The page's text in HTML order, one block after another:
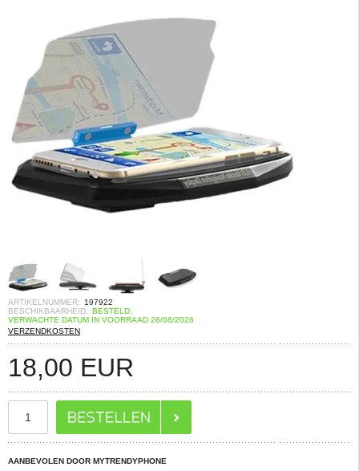
ARTIKELNUMMER:
197922
BESCHIKBAARHEID: BESTELD.
VERWACHTE DATUM IN VOORRAAD 26/08/2026
VERZENDKOSTEN
18,00 EUR
AANBEVOLEN DOOR MYTRENDYPHONE